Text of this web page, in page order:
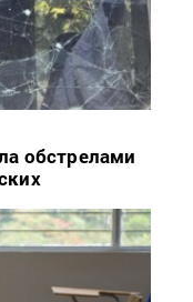
обстрелами